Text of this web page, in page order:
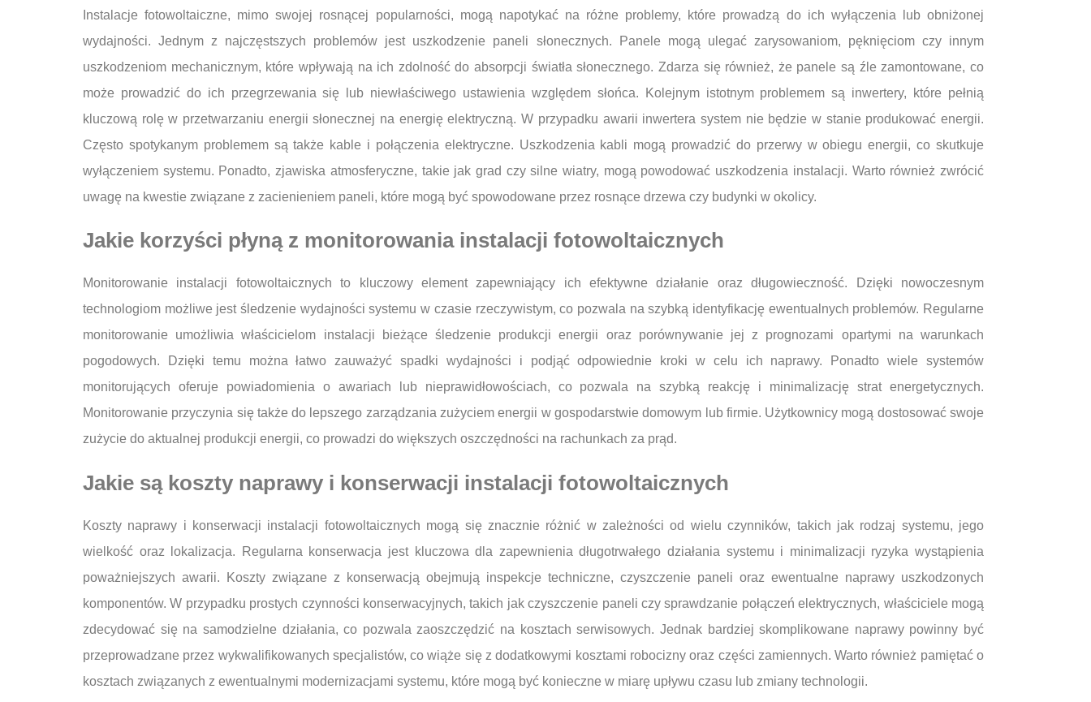
Instalacje fotowoltaiczne, mimo swojej rosnącej popularności, mogą napotykać na różne problemy, które prowadzą do ich wyłączenia lub obniżonej
wydajności. Jednym z najczęstszych problemów jest uszkodzenie paneli słonecznych. Panele mogą ulegać zarysowaniom, pęknięciom czy innym
uszkodzeniom mechanicznym, które wpływają na ich zdolność do absorpcji światła słonecznego. Zdarza się również, że panele są źle zamontowane, co
może prowadzić do ich przegrzewania się lub niewłaściwego ustawienia względem słońca. Kolejnym istotnym problemem są inwertery, które pełnią
kluczową rolę w przetwarzaniu energii słonecznej na energię elektryczną. W przypadku awarii inwertera system nie będzie w stanie produkować energii.
Często spotykanym problemem są także kable i połączenia elektryczne. Uszkodzenia kabli mogą prowadzić do przerwy w obiegu energii, co skutkuje
wyłączeniem systemu. Ponadto, zjawiska atmosferyczne, takie jak grad czy silne wiatry, mogą powodować uszkodzenia instalacji. Warto również zwrócić
uwagę na kwestie związane z zacienieniem paneli, które mogą być spowodowane przez rosnące drzewa czy budynki w okolicy.
Jakie korzyści płyną z monitorowania instalacji fotowoltaicznych
Monitorowanie instalacji fotowoltaicznych to kluczowy element zapewniający ich efektywne działanie oraz długowieczność. Dzięki nowoczesnym
technologiom możliwe jest śledzenie wydajności systemu w czasie rzeczywistym, co pozwala na szybką identyfikację ewentualnych problemów. Regularne
monitorowanie umożliwia właścicielom instalacji bieżące śledzenie produkcji energii oraz porównywanie jej z prognozami opartymi na warunkach
pogodowych. Dzięki temu można łatwo zauważyć spadki wydajności i podjąć odpowiednie kroki w celu ich naprawy. Ponadto wiele systemów
monitorujących oferuje powiadomienia o awariach lub nieprawidłowościach, co pozwala na szybką reakcję i minimalizację strat energetycznych.
Monitorowanie przyczynia się także do lepszego zarządzania zużyciem energii w gospodarstwie domowym lub firmie. Użytkownicy mogą dostosować swoje
zużycie do aktualnej produkcji energii, co prowadzi do większych oszczędności na rachunkach za prąd.
Jakie są koszty naprawy i konserwacji instalacji fotowoltaicznych
Koszty naprawy i konserwacji instalacji fotowoltaicznych mogą się znacznie różnić w zależności od wielu czynników, takich jak rodzaj systemu, jego
wielkość oraz lokalizacja. Regularna konserwacja jest kluczowa dla zapewnienia długotrwałego działania systemu i minimalizacji ryzyka wystąpienia
poważniejszych awarii. Koszty związane z konserwacją obejmują inspekcje techniczne, czyszczenie paneli oraz ewentualne naprawy uszkodzonych
komponentów. W przypadku prostych czynności konserwacyjnych, takich jak czyszczenie paneli czy sprawdzanie połączeń elektrycznych, właściciele mogą
zdecydować się na samodzielne działania, co pozwala zaoszczędzić na kosztach serwisowych. Jednak bardziej skomplikowane naprawy powinny być
przeprowadzane przez wykwalifikowanych specjalistów, co wiąże się z dodatkowymi kosztami robocizny oraz części zamiennych. Warto również pamiętać o
kosztach związanych z ewentualnymi modernizacjami systemu, które mogą być konieczne w miarę upływu czasu lub zmiany technologii.